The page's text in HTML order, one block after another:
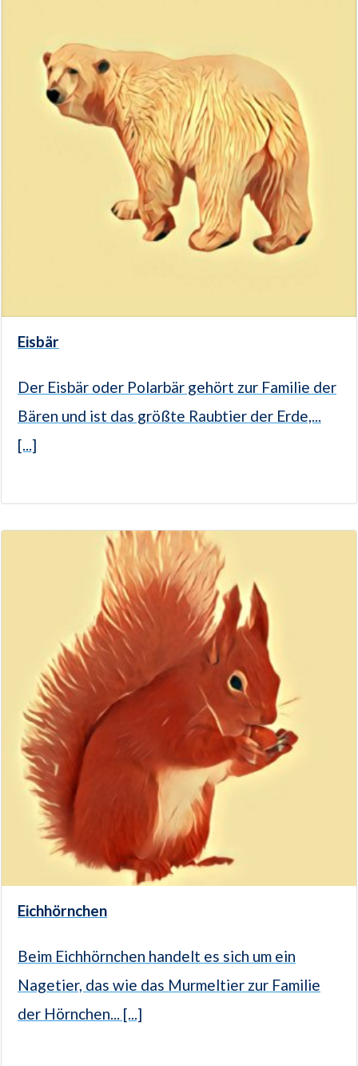
Eisbär
Der Eisbär oder Polarbär gehört zur Familie der
Bären und ist das größte Raubtier der Erde,...
[...]
Eichhörnchen
Beim Eichhörnchen handelt es sich um ein
Nagetier, das wie das Murmeltier zur Familie
der Hörnchen... [...]